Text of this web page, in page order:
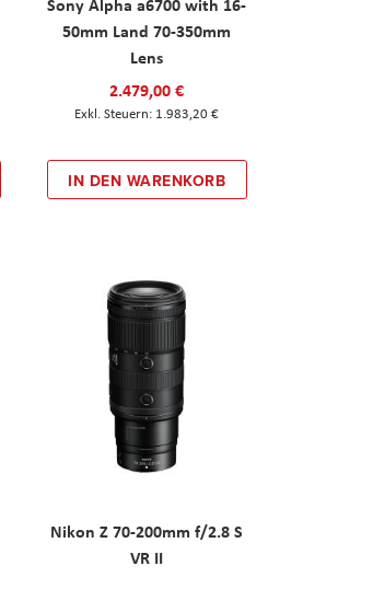
50mm Land 70-350mm
Lens
2.479,00 €
1.983,20 €
IN DEN WARENKORB
Nikon Z 70-200mm f/2.8 S
VR II